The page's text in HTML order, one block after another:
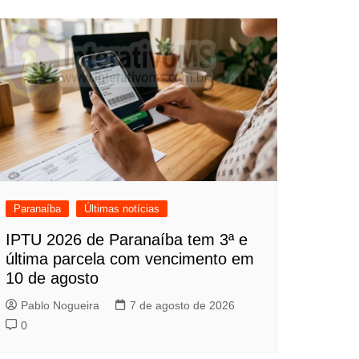
Paranaíba Últimas notícias
IPTU 2026 de Paranaíba tem 3ª e
última parcela com vencimento em
10 de agosto
Pablo Nogueira
7 de agosto de 2026
0